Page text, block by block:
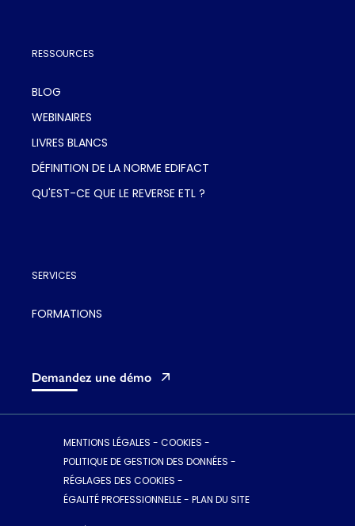
RESSOURCES
BLOG
WEBINAIRES
LIVRES BLANCS
DÉFINITION DE LA NORME EDIFACT
QU'EST-CE QUE LE REVERSE ETL ?
SERVICES
FORMATIONS
Demandez une démo
MENTIONS LÉGALES - COOKIES -
POLITIQUE DE GESTION DES DONNÉES -
RÉGLAGES DES COOKIES -
ÉGALITÉ PROFESSIONNELLE - PLAN DU SITE